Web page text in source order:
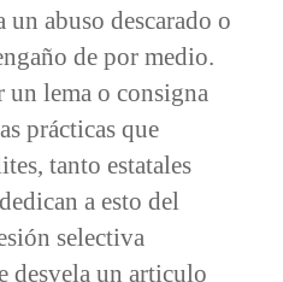
abuso descarado o
de por medio.
un lema o consigna
prácticas que
tanto estatales
a esto del
selectiva
desvela un articulo